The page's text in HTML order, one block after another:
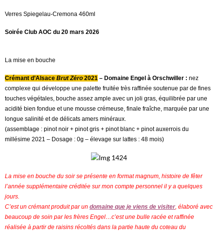
Verres Spiegelau-Cremona 460ml
Soirée Club AOC du 20 mars 2026
La mise en bouche
Crémant d’Alsace Brut Zéro 2021 – Domaine Engel à Orschwiller : nez
complexe qui développe une palette fruitée très raffinée soutenue par de fines
touches végétales, bouche assez ample avec un joli gras, équilibrée par une
acidité bien fondue et une mousse crémeuse, finale fraîche, marquée par une
longue salinité et de délicats amers minéraux.
(assemblage : pinot noir + pinot gris + pinot blanc + pinot auxerrois du
millésime 2021 – Dosage : 0g – élevage sur lattes : 48 mois)
La mise en bouche du soir se présente en format magnum, histoire de fêter
l’année supplémentaire créditée sur mon compte personnel il y a quelques
jours.
C’est un crémant produit par un domaine que je viens de visiter, élaboré avec
beaucoup de soin par les frères Engel…c’est une bulle racée et raffinée
réalisée à partir de raisins récoltés dans la partie haute du coteau du